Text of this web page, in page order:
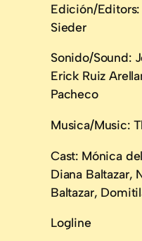
Edición/Editors:
Sieder
Sonido/Sound:
Erick Ruiz
Pacheco
Musica/Music:
Cast: Mónica
Diana Baltazar,
Baltazar,
Logline